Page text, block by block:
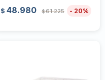
$ 48.980 $61.225 20